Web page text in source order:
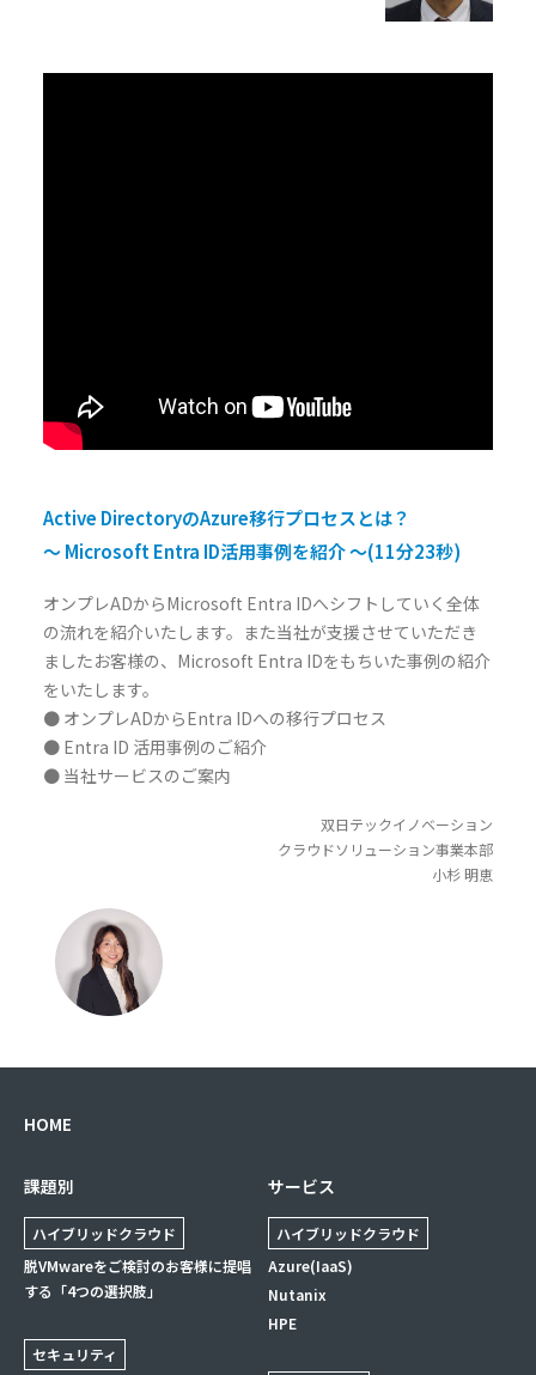
Active DirectoryのAzure移行プロセスとは？
～ Microsoft Entra ID活用事例を紹介 ～(11分23秒)
オンプレADからMicrosoft Entra IDへシフトしていく全体
の流れを紹介いたします。また当社が支援させていただき
ましたお客様の、Microsoft Entra IDをもちいた事例の紹介
をいたします。
● オンプレADからEntra IDへの移行プロセス
● Entra ID 活用事例のご紹介
● 当社サービスのご案内
双日テックイノベーション
クラウドソリューション事業本部
小杉 明恵
HOME
課題別
ハイブリッドクラウド
脱VMwareをご検討のお客様に提唱
する「4つの選択肢」
セキュリティ
サービス
ハイブリッドクラウド
Azure(IaaS)
Nutanix
HPE